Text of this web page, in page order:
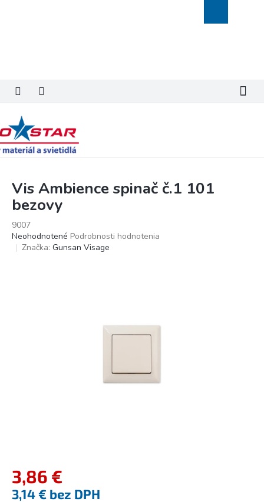
košík
Vis Ambience spinač č.1 101
bezovy
9007
Priemerné
hodnotenie
Neohodnotené Podrobnosti hodnotenia
Značka: Gunsan Visage
3,86 €
3,14 € bez DPH